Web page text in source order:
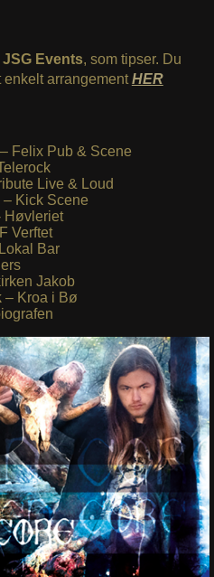
JSG Events, som tipser. Du
arrangementHER
– Felix Pub & Scene
Live & Loud
– Kick Scene
Høvleriet
Verftet
Bar
Jakob
– Kroa i Bø